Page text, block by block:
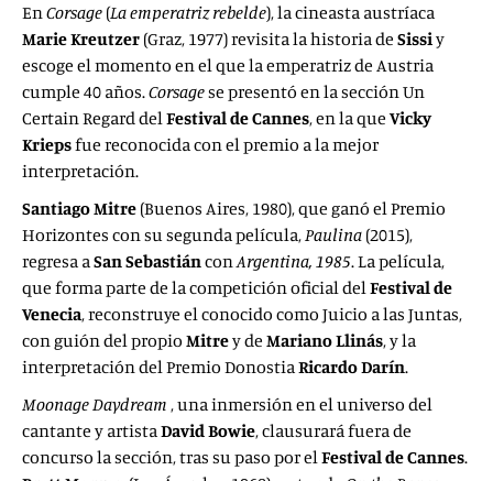
EnCorsage (La emperatriz rebelde), la cineasta austríaca
Marie Kreutzer (Graz, 1977) revisita la historia de Sissiy
escoge el momento en el que la emperatriz de Austria
cumple 40 años.Corsagese presentó en la sección Un
Certain Regard delFestival de Cannes, en la queVicky
Kriepsfue reconocida con el premio a la mejor
interpretación.
Santiago Mitre (Buenos Aires, 1980), que ganó el Premio
Horizontes con su segunda película,Paulina (2015),
regresa aSan SebastiánconArgentina, 1985. La película,
que forma parte de la competición oficial delFestival de
Venecia, reconstruye el conocido como Juicio a las Juntas,
con guión del propio Mitrey de Mariano Llinás, y la
interpretación del Premio DonostiaRicardo Darín.
Moonage Daydream , una inmersión en el universo del
cantante y artistaDavid Bowie, clausurará fuera de
concurso la sección, tras su paso por elFestival de Cannes.